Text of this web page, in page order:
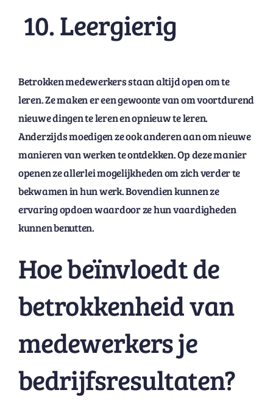
10. Leergierig
Betrokken medewerkers staan altijd ​​open om te
leren. Ze maken er een gewoonte van om voortdurend
nieuwe dingen te leren en opnieuw te leren.
Anderzijds moedigen ze ook anderen aan om nieuwe
manieren van werken te ontdekken. Op deze manier
openen ze allerlei mogelijkheden om zich verder te
bekwamen in hun werk. Bovendien kunnen ze
ervaring opdoen waardoor ze hun vaardigheden
kunnen benutten.
Hoe beïnvloedt de
betrokkenheid van
medewerkers je
bedrijfsresultaten?